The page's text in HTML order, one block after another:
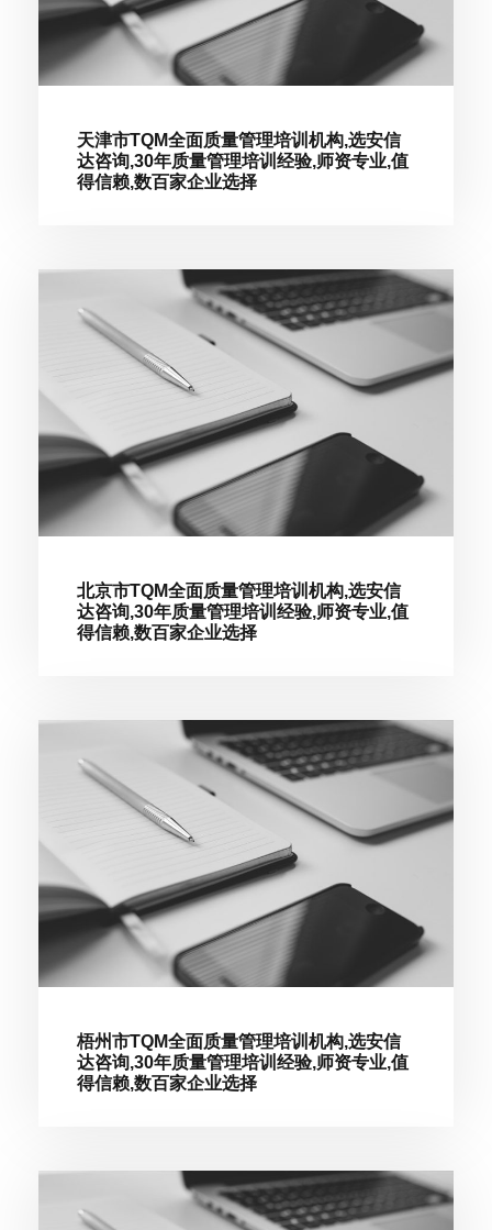
天津市TQM全面质量管理培训机构,选安信
达咨询,30年质量管理培训经验,师资专业,值
得信赖,数百家企业选择
北京市TQM全面质量管理培训机构,选安信
达咨询,30年质量管理培训经验,师资专业,值
得信赖,数百家企业选择
梧州市TQM全面质量管理培训机构,选安信
达咨询,30年质量管理培训经验,师资专业,值
得信赖,数百家企业选择